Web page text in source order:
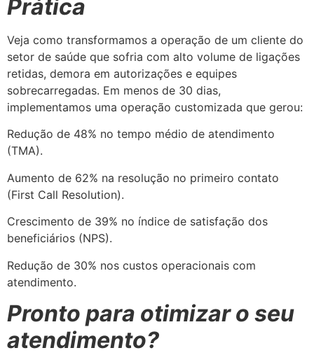
Prática
Veja como transformamos a operação de um cliente do
setor de saúde que sofria com alto volume de ligações
retidas, demora em autorizações e equipes
sobrecarregadas. Em menos de 30 dias,
implementamos uma operação customizada que gerou:
Redução de 48% no tempo médio de atendimento
(TMA).
Aumento de 62% na resolução no primeiro contato
(First Call Resolution).
Crescimento de 39% no índice de satisfação dos
beneficiários (NPS).
Redução de 30% nos custos operacionais com
atendimento.
Pronto para otimizar o seu
atendimento?